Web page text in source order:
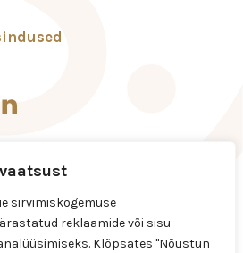
sirvimiskogemuse
reklaamide või sisu
Klõpsates "Nõustun